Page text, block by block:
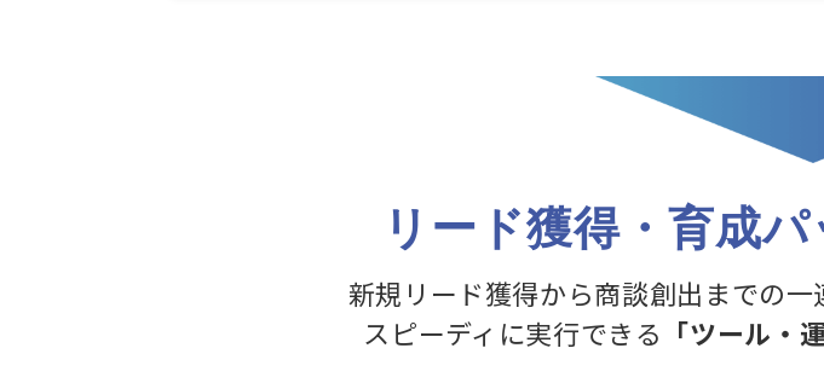
リード獲得・育成パ
新規リード獲得から商談創出までの
スピーディに実行できる 「ツール・